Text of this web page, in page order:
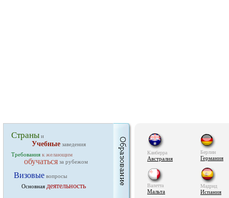
Страны и
Учебные заведения
Требования к желающим
обучаться за рубежом
Визовые вопросы
Основная деятельность
Канберра
Австралия
Берлин
Германия
Валетта
Мальта
Мадрид
Испания